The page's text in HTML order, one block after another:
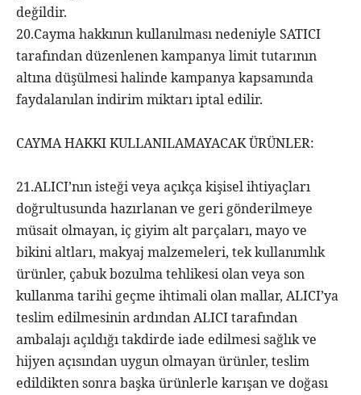
değildir.
20.Cayma hakkının kullanılması nedeniyle SATICI
tarafından düzenlenen kampanya limit tutarının
altına düşülmesi halinde kampanya kapsamında
faydalanılan indirim miktarı iptal edilir.
CAYMA HAKKI KULLANILAMAYACAK ÜRÜNLER:
21.ALICI’nın isteği veya açıkça kişisel ihtiyaçları
doğrultusunda hazırlanan ve geri gönderilmeye
müsait olmayan, iç giyim alt parçaları, mayo ve
bikini altları, makyaj malzemeleri, tek kullanımlık
ürünler, çabuk bozulma tehlikesi olan veya son
kullanma tarihi geçme ihtimali olan mallar, ALICI’ya
teslim edilmesinin ardından ALICI tarafından
ambalajı açıldığı takdirde iade edilmesi sağlık ve
hijyen açısından uygun olmayan ürünler, teslim
edildikten sonra başka ürünlerle karışan ve doğası